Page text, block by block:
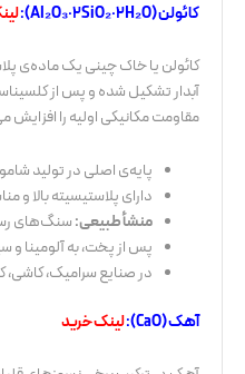
کائولن (Al₂O₃·2SiO₂·2H₂O):
کائولن یا خاک چینی یک ماده‌ی
آبدار تشکیل شده و پس از
مقاومت مکانیکی اولیه را
پایه‌ی اصلی در تولید
دارای پلاستیسیته بالا
منشأ طبیعی:سنگ‌های
پس از پخت، به آلومینا
در صنایع سرامیک، کاشی،
آهک (CaO): لینک خرید